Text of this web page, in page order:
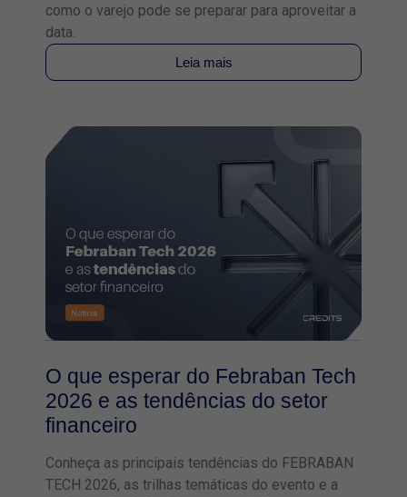
como o varejo pode se preparar para aproveitar a
data.
Leia mais
O que esperar do Febraban Tech
2026 e as tendências do setor
financeiro
Conheça as principais tendências do FEBRABAN
TECH 2026, as trilhas temáticas do evento e a